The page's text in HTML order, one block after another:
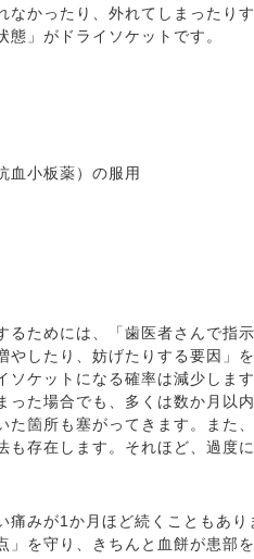
なかったり、外れてしまったり
」がドライソケットです。
血小板薬）の服用
るためには、「歯医者さんで指
やしたり、妨げたりする要因」
ケットになる確率は減少します
った場合でも、多くは数か月以
た箇所も塞がってきます。また
存在します。それほど、過度
痛みが1か月ほど続くこともあり
」を守り、きちんと血餅が患部